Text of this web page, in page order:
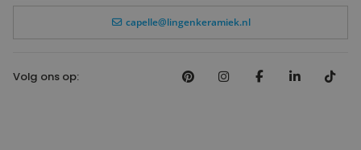
capelle@lingenkeramiek.nl
Volg ons op: